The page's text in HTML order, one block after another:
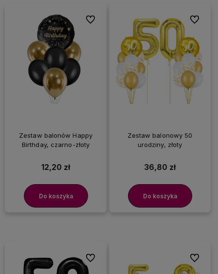
Zestaw balonów Happy
Birthday, czarno-złoty
12,20 zł
Do koszyka
Do ulubionych
Zestaw balonowy 50
urodziny, złoty
36,80 zł
Do koszyka
Do
Do ulubionych Do